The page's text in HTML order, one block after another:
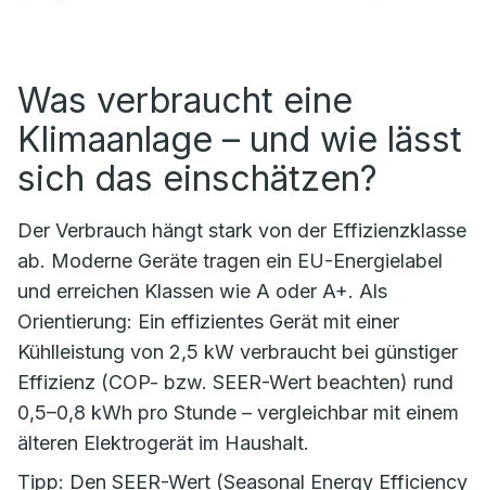
Was verbraucht eine
Klimaanlage – und wie lässt
sich das einschätzen?
Der Verbrauch hängt stark von der Effizienzklasse
ab. Moderne Geräte tragen ein EU-Energielabel
und erreichen Klassen wie A oder A+. Als
Orientierung: Ein effizientes Gerät mit einer
Kühlleistung von 2,5 kW verbraucht bei günstiger
Effizienz (COP- bzw. SEER-Wert beachten) rund
0,5–0,8 kWh pro Stunde – vergleichbar mit einem
älteren Elektrogerät im Haushalt.
Tipp: Den SEER-Wert (Seasonal Energy Efficiency